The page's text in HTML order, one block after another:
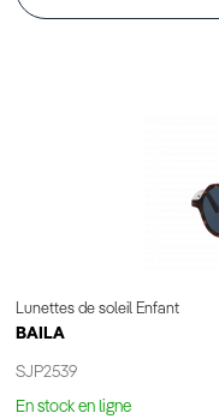
Lunettes de soleil Enfant
BAILA
SJP2539
En stock en ligne